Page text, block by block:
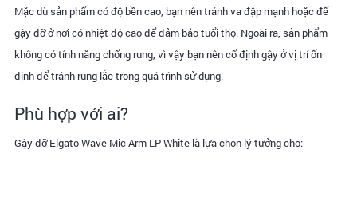
Mặc dù sản phẩm có độ bền cao, bạn nên tránh va đập mạnh hoặc để
gậy đỡ ở nơi có nhiệt độ cao để đảm bảo tuổi thọ. Ngoài ra, sản phẩm
không có tính năng chống rung, vì vậy bạn nên cố định gậy ở vị trí ổn
định để tránh rung lắc trong quá trình sử dụng.
Phù hợp với ai?
Gậy đỡ Elgato Wave Mic Arm LP White là lựa chọn lý tưởng cho: